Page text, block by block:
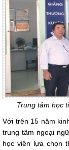
Trung tâm học
Với trên 15 năm
trung tâm ngoại
học viên lựa chọn